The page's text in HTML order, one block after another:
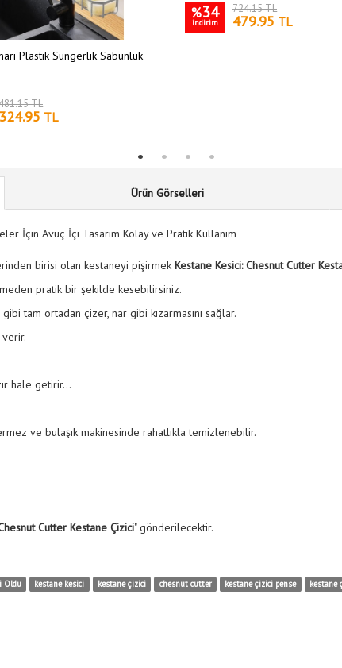
Plastik Süngerlik Sabunluk
TL
324.95 TL
%34
indirim
724.15 TL
479.95 TL
Ürün Görselleri
İçin Avuç İçi Tasarım Kolay ve Pratik Kullanım
birisi olan kestaneyi pişirmek Kestane Kesici: Chesnut Cutter
pratik bir şekilde kesebilirsiniz.
tam ortadan çizer, nar gibi kızarmasını sağlar.
hale getirir...
ve bulaşık makinesinde rahatlıkla temizlenebilir.
Cutter Kestane Çizici" gönderilecektir.
Oldu kestane kesici kestane çizici chesnut cutter kestane çizici pense kestane